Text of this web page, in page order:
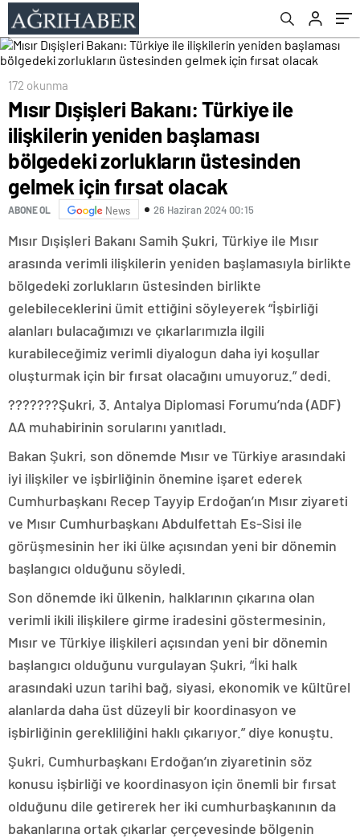
üstesinden gelmek için fırsat olacak
172 okunma
Mısır Dışişleri Bakanı: Türkiye ile
ilişkilerin yeniden başlaması
bölgedeki zorlukların üstesinden
gelmek için fırsat olacak
ABONE OL News 26 Haziran 2024 00:15
Mısır Dışişleri Bakanı Samih Şukri, Türkiye ile Mısır
arasında verimli ilişkilerin yeniden başlamasıyla birlikte
bölgedeki zorlukların üstesinden birlikte
gelebileceklerini ümit ettiğini söyleyerek “İşbirliği
alanları bulacağımızı ve çıkarlarımızla ilgili
kurabileceğimiz verimli diyalogun daha iyi koşullar
oluşturmak için bir fırsat olacağını umuyoruz.” dedi.
???????Şukri, 3. Antalya Diplomasi Forumu’nda (ADF)
AA muhabirinin sorularını yanıtladı.
Bakan Şukri, son dönemde Mısır ve Türkiye arasındaki
iyi ilişkiler ve işbirliğinin önemine işaret ederek
Cumhurbaşkanı Recep Tayyip Erdoğan’ın Mısır ziyareti
ve Mısır Cumhurbaşkanı Abdulfettah Es-Sisi ile
görüşmesinin her iki ülke açısından yeni bir dönemin
başlangıcı olduğunu söyledi.
Son dönemde iki ülkenin, halklarının çıkarına olan
verimli ikili ilişkilere girme iradesini göstermesinin,
Mısır ve Türkiye ilişkileri açısından yeni bir dönemin
başlangıcı olduğunu vurgulayan Şukri, “İki halk
arasındaki uzun tarihi bağ, siyasi, ekonomik ve kültürel
alanlarda daha üst düzeyli bir koordinasyon ve
işbirliğinin gerekliliğini haklı çıkarıyor.” diye konuştu.
Şukri, Cumhurbaşkanı Erdoğan’ın ziyaretinin söz
konusu işbirliği ve koordinasyon için önemli bir fırsat
olduğunu dile getirerek her iki cumhurbaşkanının da
bakanlarına ortak çıkarlar çerçevesinde bölgenin